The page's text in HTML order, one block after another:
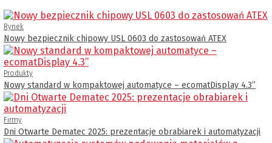
Rynek
Nowy bezpiecznik chipowy USL 0603 do zastosowań ATEX
Produkty
Nowy standard w kompaktowej automatyce – ecomatDisplay 4.3’’
Firmy
Dni Otwarte Dematec 2025: prezentacje obrabiarek i automatyzacji